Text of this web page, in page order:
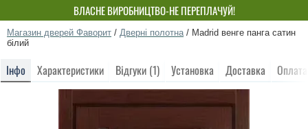
ВЛАСНЕ ВИРОБНИЦТВО-НЕ ПЕРЕПЛАЧУЙ!
Магазин дверей Фаворит / Дверні полотна / Madrid венге панга сатин
білий
Інфо Характеристики Відгуки (1) Установка Доставка Оплата